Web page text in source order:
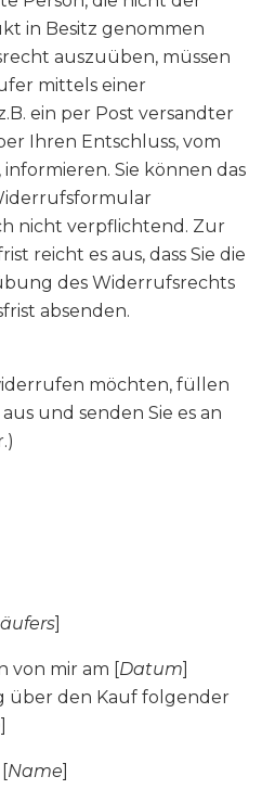
in Besitz genommen
auszuüben, müssen
mittels einer
ein per Post versandter
Ihren Entschluss, vom
Sie können das
nicht verpflichtend. Zur
reicht es aus, dass Sie die
des Widerrufsrechts
absenden.
möchten, füllen
und senden Sie es an
mir am [ Datum
über den Kauf folgender
Name